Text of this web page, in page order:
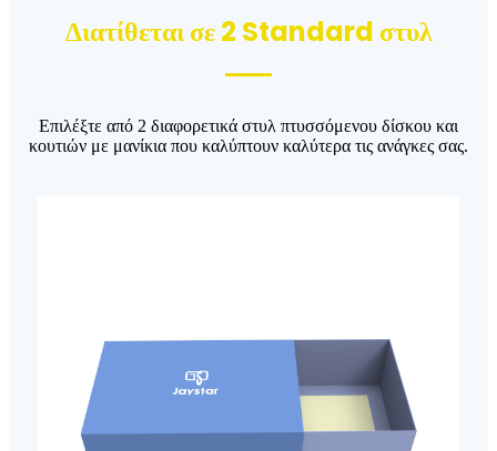
Διατίθεται σε 2 Standard στυλ
Επιλέξτε από 2 διαφορετικά στυλ πτυσσόμενου δίσκου και
κουτιών με μανίκια που καλύπτουν καλύτερα τις ανάγκες σας.